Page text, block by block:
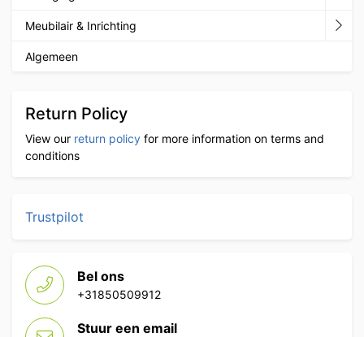
Meubilair & Inrichting
Algemeen
Return Policy
View our return policy for more information on terms and
conditions
Trustpilot
Bel ons
+31850509912
Stuur een email